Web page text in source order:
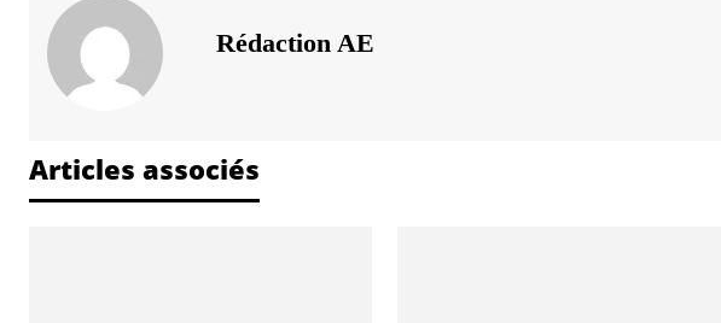
Rédaction AE
Articles associés